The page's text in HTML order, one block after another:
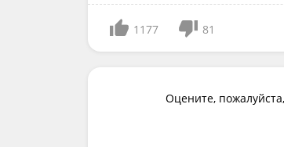
1177 81
Оцените,